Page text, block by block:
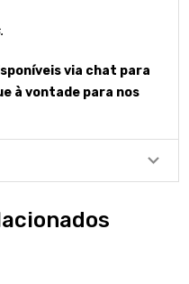
via chat para
à vontade para nos